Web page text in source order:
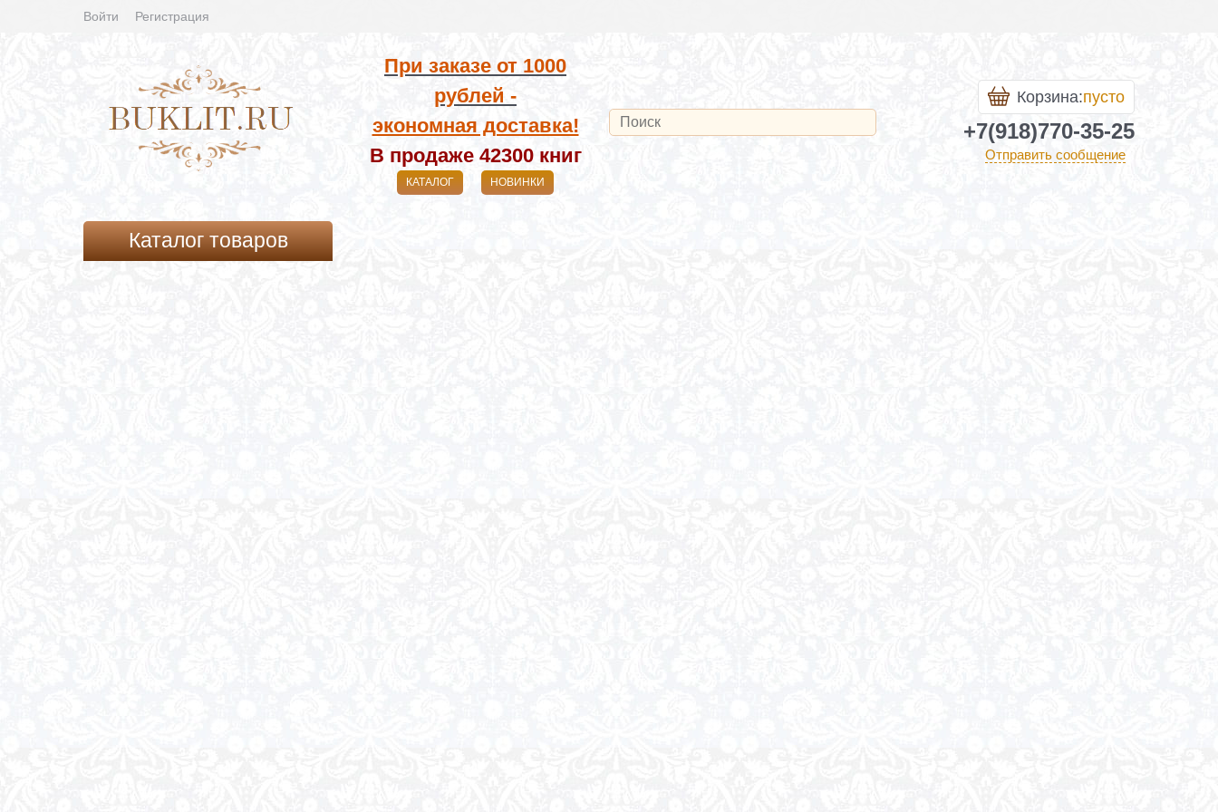
Войти Регистрация
При заказе от 1000
рублей -
экономная доставка!
В продаже 42300 книг
КАТАЛОГ НОВИНКИ
Корзина:пусто
+7(918)770-35-25
Отправить сообщение
Каталог товаров